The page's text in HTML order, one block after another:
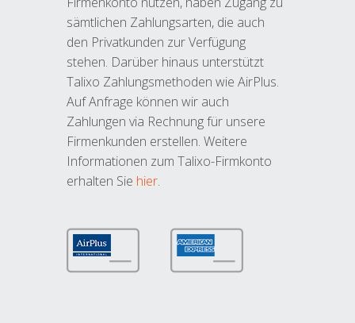
sämtlichen Zahlungsarten, die auch
den Privatkunden zur Verfügung
stehen. Darüber hinaus unterstützt
Talixo Zahlungsmethoden wie AirPlus.
Auf Anfrage können wir auch
Zahlungen via Rechnung für unsere
Firmenkunden erstellen. Weitere
Informationen zum Talixo-Firmkonto
erhalten Sie hier.